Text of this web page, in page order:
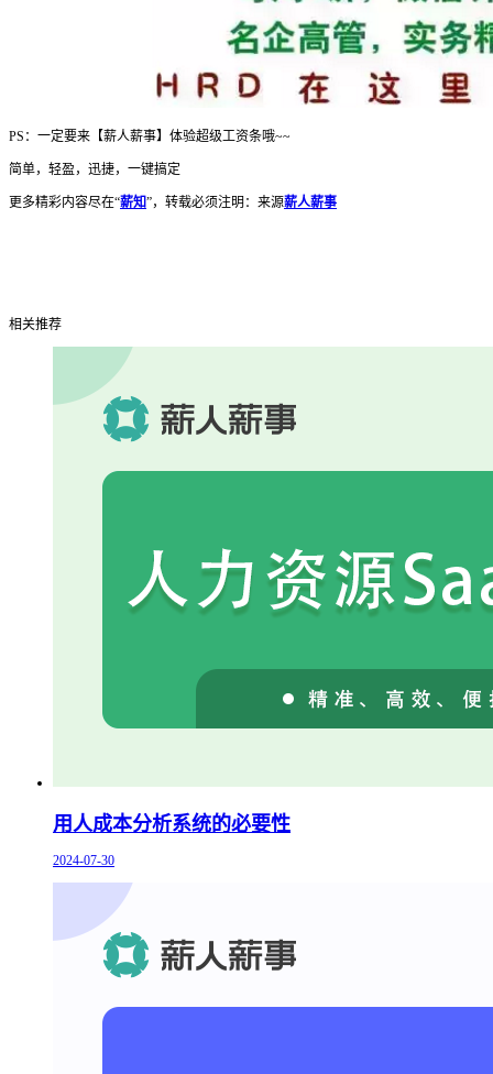
PS：一定要来【薪人薪事】体验超级工资条哦~~
简单，轻盈，迅捷，一键搞定
更多精彩内容尽在“薪知”，转载必须注明：来源薪人薪事
相关推荐
用人成本分析系统的必要性
2024-07-30